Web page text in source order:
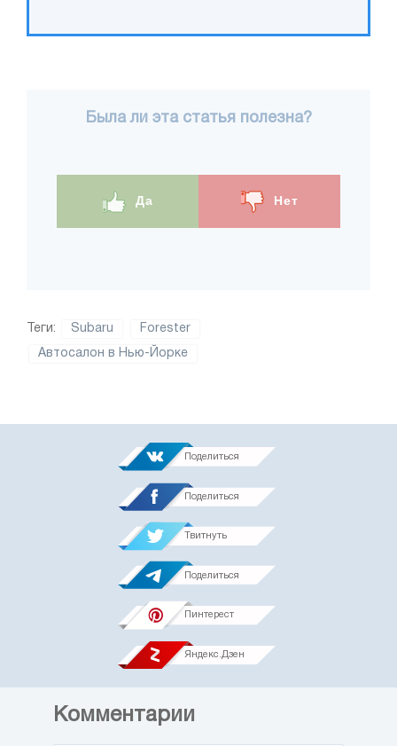
Была ли эта статья полезна?
Да Нет
Теги: Subaru Forester
Автосалон в Нью-Йорке
Поделиться
Поделиться
Твитнуть
Поделиться
Пинтерест
Яндекс.Дзен
Комментарии